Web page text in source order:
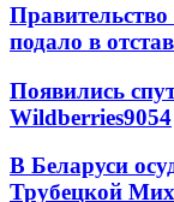
подало в
Появились
Wildberries9054
В Беларуси
Трубецкой